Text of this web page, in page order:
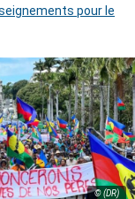
pour le
© (DR)